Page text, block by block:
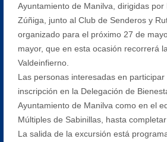
Ayuntamiento de Manilva, dirigidas
Zúñiga, junto al Club de Senderos y
organizado para el próximo 27 de
mayor, que en esta ocasión recorrerá
Valdeinfierno.
Las personas interesadas en
inscripción en la Delegación de
Ayuntamiento de Manilva como en el
Múltiples de Sabinillas, hasta
La salida de la excursión está